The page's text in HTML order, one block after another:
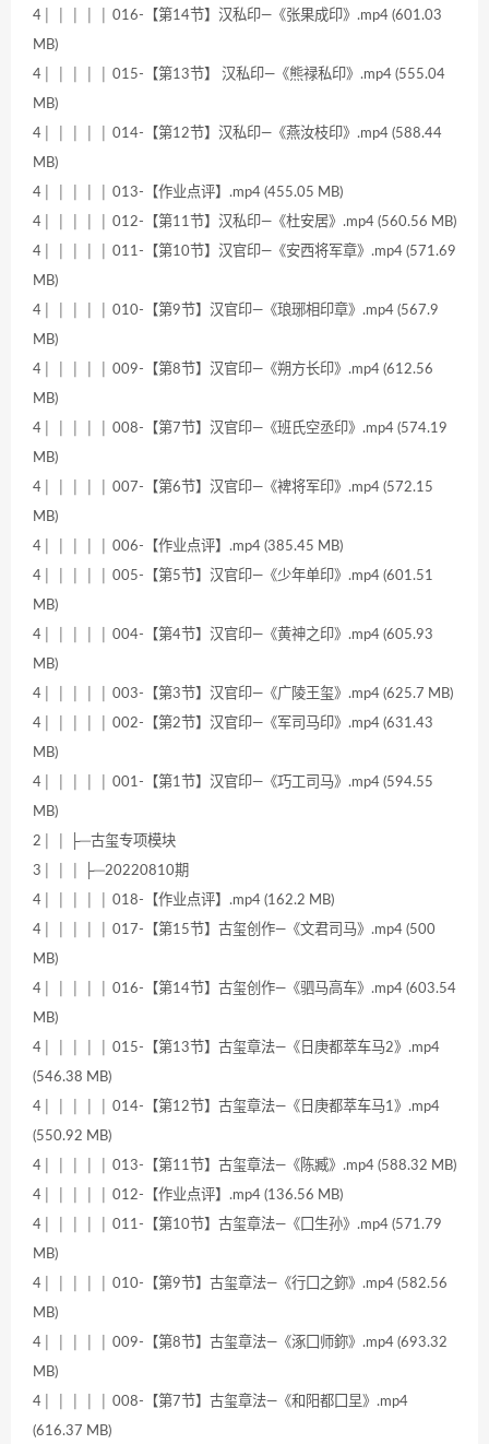
4│ │ │ │ │ 016-【第14节】汉私印—《张果成印》.mp4 (601.03
MB)
4│ │ │ │ │ 015-【第13节】 汉私印—《熊禄私印》.mp4 (555.04
MB)
4│ │ │ │ │ 014-【第12节】汉私印—《燕汝枝印》.mp4 (588.44
MB)
4│ │ │ │ │ 013-【作业点评】.mp4 (455.05 MB)
4│ │ │ │ │ 012-【第11节】汉私印—《杜安居》.mp4 (560.56 MB)
4│ │ │ │ │ 011-【第10节】汉官印—《安西将军章》.mp4 (571.69
MB)
4│ │ │ │ │ 010-【第9节】汉官印—《琅琊相印章》.mp4 (567.9
MB)
4│ │ │ │ │ 009-【第8节】汉官印—《朔方长印》.mp4 (612.56
MB)
4│ │ │ │ │ 008-【第7节】汉官印—《班氏空丞印》.mp4 (574.19
MB)
4│ │ │ │ │ 007-【第6节】汉官印—《裨将军印》.mp4 (572.15
MB)
4│ │ │ │ │ 006-【作业点评】.mp4 (385.45 MB)
4│ │ │ │ │ 005-【第5节】汉官印—《少年单印》.mp4 (601.51
MB)
4│ │ │ │ │ 004-【第4节】汉官印—《黄神之印》.mp4 (605.93
MB)
4│ │ │ │ │ 003-【第3节】汉官印—《广陵王玺》.mp4 (625.7 MB)
4│ │ │ │ │ 002-【第2节】汉官印—《军司马印》.mp4 (631.43
MB)
4│ │ │ │ │ 001-【第1节】汉官印—《巧工司马》.mp4 (594.55
MB)
2│ │ ├─古玺专项模块
3│ │ │ ├─20220810期
4│ │ │ │ │ 018-【作业点评】.mp4 (162.2 MB)
4│ │ │ │ │ 017-【第15节】古玺创作—《文君司马》.mp4 (500
MB)
4│ │ │ │ │ 016-【第14节】古玺创作—《驷马高车》.mp4 (603.54
MB)
4│ │ │ │ │ 015-【第13节】古玺章法—《日庚都萃车马2》.mp4
(546.38 MB)
4│ │ │ │ │ 014-【第12节】古玺章法—《日庚都萃车马1》.mp4
(550.92 MB)
4│ │ │ │ │ 013-【第11节】古玺章法—《陈臧》.mp4 (588.32 MB)
4│ │ │ │ │ 012-【作业点评】.mp4 (136.56 MB)
4│ │ │ │ │ 011-【第10节】古玺章法—《囗生孙》.mp4 (571.79
MB)
4│ │ │ │ │ 010-【第9节】古玺章法—《行囗之鉨》.mp4 (582.56
MB)
4│ │ │ │ │ 009-【第8节】古玺章法—《涿囗师鉨》.mp4 (693.32
MB)
4│ │ │ │ │ 008-【第7节】古玺章法—《和阳都囗圼》.mp4
(616.37 MB)